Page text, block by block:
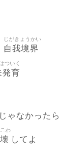
自我境界
じがきょうかい
発育
ついく
じゃなかったら
壊
こわ
してよ